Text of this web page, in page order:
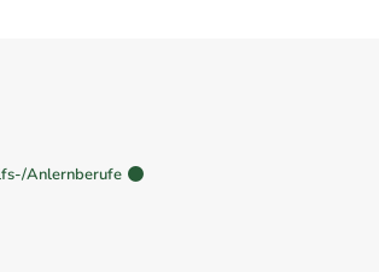
Anlernberufe